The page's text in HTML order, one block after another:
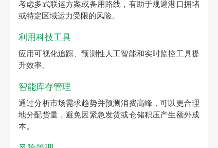
考虑多式联运方案或备用路线，有助于规避港口拥堵
或特定区域运力受限的风险。
利用科技工具
应用可视化追踪、预测性人工智能和实时监控工具提
升效率。
智能库存管理
通过分析市场需求趋势并预测消费高峰，可以更合理
地分配货量，避免因紧急发货或仓储积压产生额外成
本。